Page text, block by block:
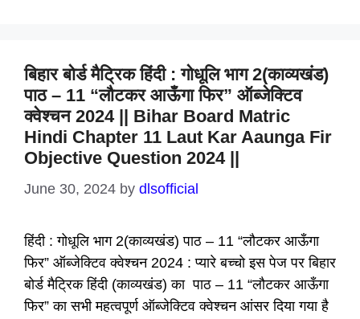
बिहार बोर्ड मैट्रिक हिंदी : गोधूलि भाग 2(काव्यखंड)
पाठ – 11 “लौटकर आऊँगा फिर” ऑब्जेक्टिव
क्वेश्चन 2024 || Bihar Board Matric
Hindi Chapter 11 Laut Kar Aaunga Fir
Objective Question 2024 ||
June 30, 2024 by dlsofficial
हिंदी : गोधूलि भाग 2(काव्यखंड) पाठ – 11 “लौटकर आऊँगा
फिर” ऑब्जेक्टिव क्वेश्चन 2024 : प्यारे बच्चो इस पेज पर बिहार
बोर्ड मैट्रिक हिंदी (काव्यखंड) का पाठ – 11 “लौटकर आऊँगा
फिर” का सभी महत्वपूर्ण ऑब्जेक्टिव क्वेश्चन आंसर दिया गया है